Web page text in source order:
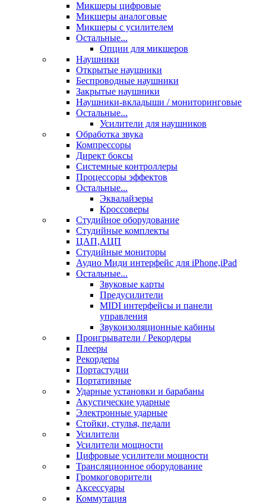
Микшеры цифровые
Микшеры аналоговые
Микшеры с усилителем
Остальные...
Опции для микшеров
Наушники
Открытые наушники
Беспроводные наушники
Закрытые наушники
Наушники-вкладыши / мониторинговые
Остальные...
Усилители для наушников
Обработка звука
Компрессоры
Директ боксы
Системные контроллеры
Процессоры эффектов
Остальные...
Эквалайзеры
Кроссоверы
Студийное оборудование
Студийные комплекты
ЦАП,АЦП
Студийные мониторы
Аудио Миди интерфейс для iPhone,iPad
Остальные...
Звуковые карты
Предусилители
MIDI интерфейсы и панели
управления
Звукоизоляционные кабины
Проигрыватели / Рекордеры
Плееры
Рекордеры
Портастудии
Портативные
Ударные установки и барабаны
Акустические ударные
Электронные ударные
Стойки, стулья, педали
Усилители
Усилители мощности
Цифровые усилители мощности
Трансляционное оборудование
Громкоговорители
Аксессуары
Коммутация